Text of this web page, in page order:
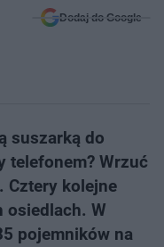
Dodaj do Google
suszarką do
telefonem? Wrzuć
Cztery kolejne
osiedlach. W
pojemników na